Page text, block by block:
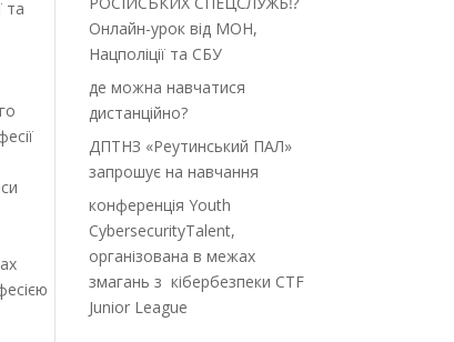
та
Онлайн-урок від МОН,
Нацполіції та СБУ
де можна навчатися
дистанційно?
ДПТНЗ «Реутинський ПАЛ»
запрошує на навчання
конференція Youth
CybersecurityTalent,
організована в межах
змагань з кібербезпеки CTF
Junior League